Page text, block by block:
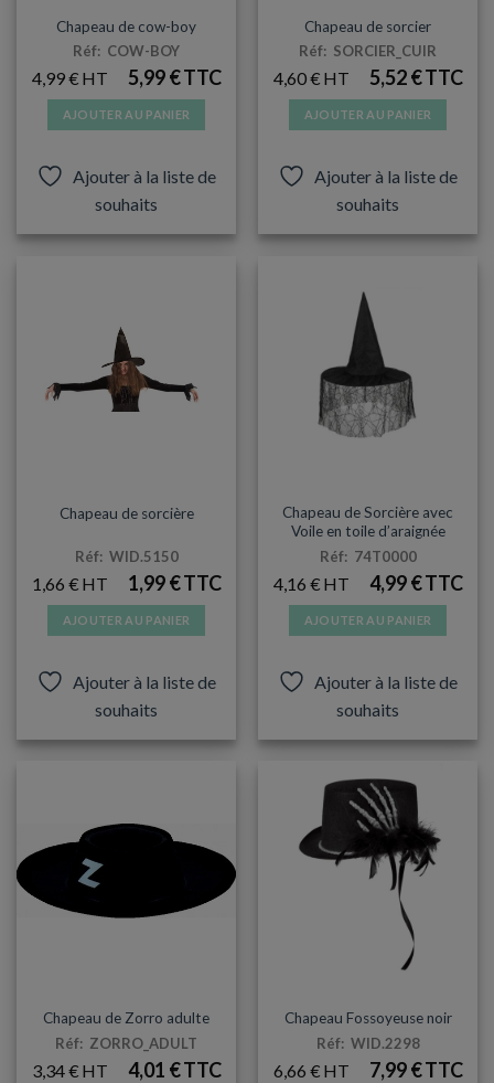
Chapeau de cow-boy
Réf: COW-BOY
4,99€ 5,99€
AJOUTER AU PANIER
Ajouter à la liste de
souhaits
Chapeau de sorcier
Réf: SORCIER_CUIR
4,60€ 5,52€
AJOUTER AU PANIER
Ajouter à la liste de
souhaits
Chapeau de sorcière
Réf: WID.5150
1,66 € 1,99€
AJOUTER AU PANIER
Ajouter à la liste de
souhaits
Chapeau de Sorcière avec
Voile en toile d’araignée
Réf: 74T0000
4,16 € 4,99€
AJOUTER AU PANIER
Ajouter à la liste de
souhaits
Chapeau de Zorro adulte
Réf: ZORRO_ADULT
3,34€ 4,01 €
Chapeau Fossoyeuse noir
Réf: WID.2298
6,66 € 7,99€